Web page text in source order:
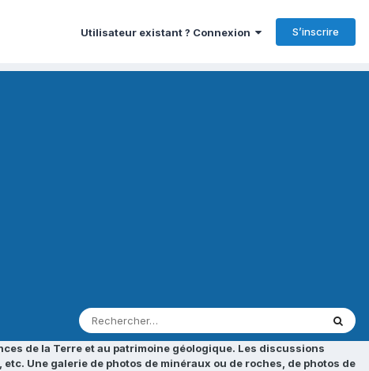
Utilisateur existant ? Connexion S’inscrire
de la Terre et au patrimoine géologique. Les discussions
Une galerie de photos de minéraux ou de roches, de photos de